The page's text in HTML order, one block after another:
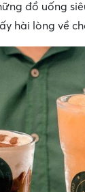
đồ uống
hài lòng về